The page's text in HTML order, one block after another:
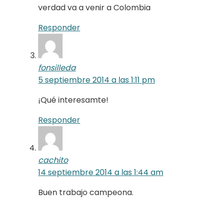
verdad va a venir a Colombia
Responder
fonsilleda
5 septiembre 2014 a las 1:11 pm
¡Qué interesamte!
Responder
cachito
14 septiembre 2014 a las 1:44 am
Buen trabajo campeona.